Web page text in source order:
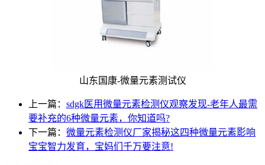
山东国康-微量元素测试仪
上一篇： sdgk医用微量元素检测仪观察发现-老年人最需
要补充的6种微量元素，你知道吗?
下一篇： 微量元素检测仪厂家揭秘这四种微量元素影响
宝宝智力发育，宝妈们千万要注意!